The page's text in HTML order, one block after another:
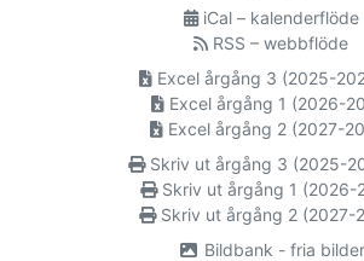
iCal – kalenderflöde
RSS – webbflöde
Excel årgång 3 (2025-
Excel årgång 1 (2026-
Excel årgång 2 (2027-
Skriv ut årgång 3 (2025-
Skriv ut årgång 1 (2026-
Skriv ut årgång 2 (2027-
Bildbank - fria bilder